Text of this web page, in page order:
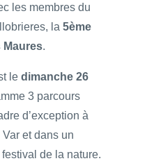
les membres du
la 5ème
Maures.
le dimanche 26
3 parcours
d’exception à
et dans un
de la nature.